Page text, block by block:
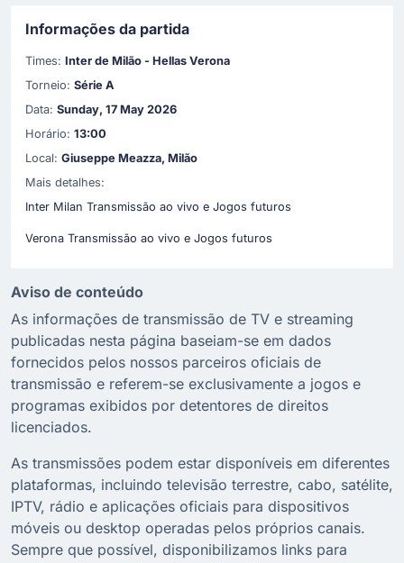
Informações da partida
Times: Inter de Milão - Hellas Verona
Torneio: Série A
Data: Sunday, 17 May 2026
Horário: 13:00
Local: Giuseppe Meazza, Milão
Mais detalhes:
Inter Milan Transmissão ao vivo e Jogos futuros
Verona Transmissão ao vivo e Jogos futuros
Aviso de conteúdo
As informações de transmissão de TV e streaming
publicadas nesta página baseiam-se em dados
fornecidos pelos nossos parceiros oficiais de
transmissão e referem-se exclusivamente a jogos e
programas exibidos por detentores de direitos
licenciados.
As transmissões podem estar disponíveis em diferentes
plataformas, incluindo televisão terrestre, cabo, satélite,
IPTV, rádio e aplicações oficiais para dispositivos
móveis ou desktop operadas pelos próprios canais.
Sempre que possível, disponibilizamos links para